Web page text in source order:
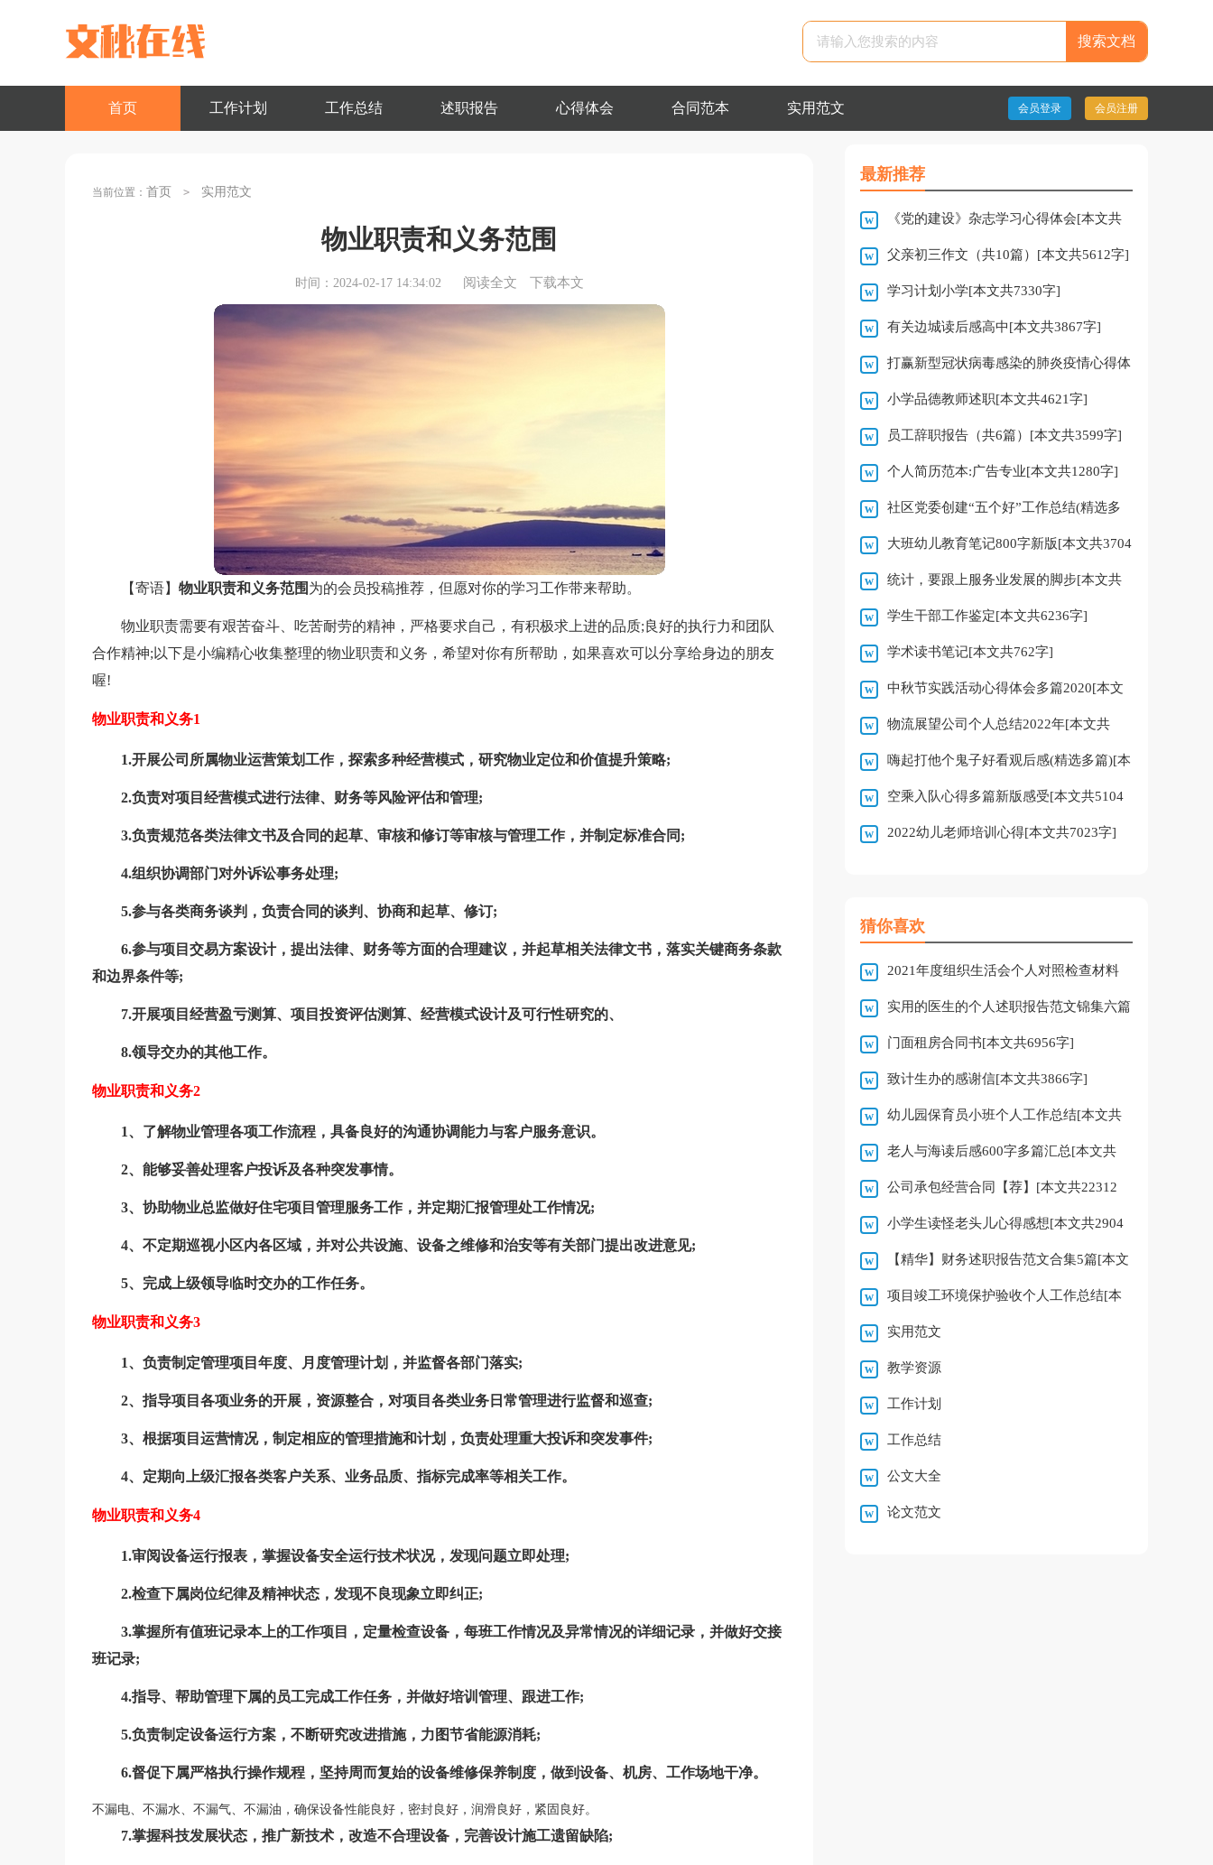
首页 工作计划 工作总结 述职报告 心得体会 合同范本 实用范文 会员登录 会员注册
当前位置： 首页 > 实用范文
物业职责和义务范围
时间：2024-02-17 14:34:02 阅读全文 下载本文
【寄语】 物业职责和义务范围 为的会员投稿推荐，但愿对你的学习工作带来帮助。
物业职责需要有艰苦奋斗、吃苦耐劳的精神，严格要求自己，有积极求上进的品质;良好的执行力和团队
合作精神;以下是小编精心收集整理的物业职责和义务，希望对你有所帮助，如果喜欢可以分享给身边的朋友
喔!
物业职责和义务1
1.开展公司所属物业运营策划工作，探索多种经营模式，研究物业定位和价值提升策略;
2.负责对项目经营模式进行法律、财务等风险评估和管理;
3.负责规范各类法律文书及合同的起草、审核和修订等审核与管理工作，并制定标准合同;
4.组织协调部门对外诉讼事务处理;
5.参与各类商务谈判，负责合同的谈判、协商和起草、修订;
6.参与项目交易方案设计，提出法律、财务等方面的合理建议，并起草相关法律文书，落实关键商务条款
和边界条件等;
7.开展项目经营盈亏测算、项目投资评估测算、经营模式设计及可行性研究的、
8.领导交办的其他工作。
物业职责和义务2
1、了解物业管理各项工作流程，具备良好的沟通协调能力与客户服务意识。
2、能够妥善处理客户投诉及各种突发事情。
3、协助物业总监做好住宅项目管理服务工作，并定期汇报管理处工作情况;
4、不定期巡视小区内各区域，并对公共设施、设备之维修和治安等有关部门提出改进意见;
5、完成上级领导临时交办的工作任务。
物业职责和义务3
1、负责制定管理项目年度、月度管理计划，并监督各部门落实;
2、指导项目各项业务的开展，资源整合，对项目各类业务日常管理进行监督和巡查;
3、根据项目运营情况，制定相应的管理措施和计划，负责处理重大投诉和突发事件;
4、定期向上级汇报各类客户关系、业务品质、指标完成率等相关工作。
物业职责和义务4
1.审阅设备运行报表，掌握设备安全运行技术状况，发现问题立即处理;
2.检查下属岗位纪律及精神状态，发现不良现象立即纠正;
3.掌握所有值班记录本上的工作项目，定量检查设备，每班工作情况及异常情况的详细记录，并做好交接
班记录;
4.指导、帮助管理下属的员工完成工作任务，并做好培训管理、跟进工作;
5.负责制定设备运行方案，不断研究改进措施，力图节省能源消耗;
6.督促下属严格执行操作规程，坚持周而复始的设备维修保养制度，做到设备、机房、工作场地干净。
不漏电、不漏水、不漏气、不漏油，确保设备性能良好，密封良好，润滑良好，紧固良好。
7.掌握科技发展状态，推广新技术，改造不合理设备，完善设计施工遗留缺陷;
最新推荐
《党的建设》杂志学习心得体会[本文共
1356字]父亲初三作文（共10篇）[本文共5612字]
学习计划小学[本文共7330字]
有关边城读后感高中[本文共3867字]
打赢新型冠状病毒感染的肺炎疫情心得体
会[本文共2065字]
小学品德教师述职[本文共4621字]
员工辞职报告（共6篇）[本文共3599字]
个人简历范本:广告专业[本文共1280字]
社区党委创建“五个好”工作总结(精选多
篇)[本文共19342字]
大班幼儿教育笔记800字新版[本文共3704
字] 统计，要跟上服务业发展的脚步[本文共
2923字]学生干部工作鉴定[本文共6236字]
学术读书笔记[本文共762字]
中秋节实践活动心得体会多篇2020[本文
共2534字]
物流展望公司个人总结2022年[本文共
6246字]嗨起打他个鬼子好看观后感(精选多篇)[本
文共7982字]
空乘入队心得多篇新版感受[本文共5104
字] 2022幼儿老师培训心得[本文共7023字]
猜你喜欢
2021年度组织生活会个人对照检查材料
[本文共1368字]
实用的医生的个人述职报告范文锦集六篇
[本文共6423字]
门面租房合同书[本文共6956字]
致计生办的感谢信[本文共3866字]
幼儿园保育员小班个人工作总结[本文共
6283字]老人与海读后感600字多篇汇总[本文共
3577字]公司承包经营合同【荐】[本文共22312
字] 小学生读怪老头儿心得感想[本文共2904
字] 【精华】财务述职报告范文合集5篇[本文
共9140字]
项目竣工环境保护验收个人工作总结[本
文共915字]
实用范文
教学资源
工作计划
工作总结
公文大全
论文范文